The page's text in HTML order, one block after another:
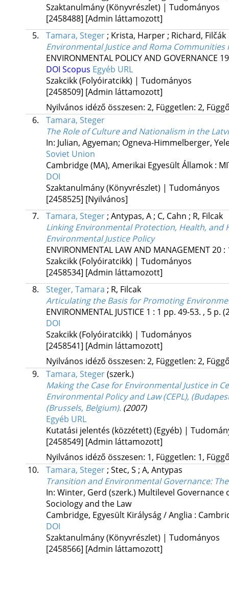
Szaktanulmány (Könyvrészlet) | Tudományos
[2458488] [Admin láttamozott]
5.
Tamara, Steger; Krista, Harper; Richard, Filčák
Environmental Justice and Roma
ENVIRONMENTAL POLICY AND GOVERNANCE 19
DOI Scopus Egyéb URL
Szakcikk (Folyóiratcikk) | Tudományos
[2458509] [Admin láttamozott]
Nyilvános idéző összesen: 2, Független: 2,
6.
Tamara, Steger
The Role of Culture and Nationalism in the
In: Julian, Agyeman; Ogneva-Himmelberger,
Soviet Union
Cambridge (MA), Amerikai Egyesült Államok :
DOI
Szaktanulmány (Könyvrészlet) | Tudományos
[2458525] [Nyilvános]
7.
Tamara, Steger; Antypas, A; C, Cahn ; R, Filcak
Linking Environmental Protection, Health, and
Environmental Justice Policy
ENVIRONMENTAL LAW AND MANAGEMENT20:
Szakcikk (Folyóiratcikk) | Tudományos
[2458534] [Admin láttamozott]
8.
Steger, Tamara ; R, Filcak
Articulating the Basis for Promoting
ENVIRONMENTAL JUSTICE 1 : 1 pp. 49-53. , 5 p.
DOI
Szakcikk (Folyóiratcikk) | Tudományos
[2458541] [Admin láttamozott]
Nyilvános idéző összesen: 2, Független: 2,
9.
Tamara, Steger(szerk.)
Making the Case for Environmental Justice in
Environmental Policy and Law (CEPL),
(Brussels, Belgium). (2007)
Egyéb URL
Kutatási jelentés (közzétett) (Egyéb) |
[2458549] [Admin láttamozott]
Nyilvános idéző összesen: 1, Független: 1,
10.
Tamara, Steger; Stec, S ; A, Antypas
Transition and Environmental Governance:
In: Winter, Gerd (szerk.) Multilevel Governance
Sociology and the Law
Cambridge, Egyesült Királyság / Anglia :
DOI
Szaktanulmány (Könyvrészlet) | Tudományos
[2458566] [Admin láttamozott]